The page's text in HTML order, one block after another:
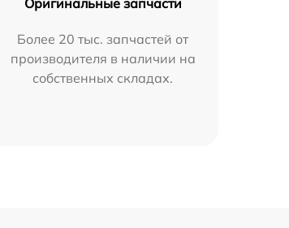
Оригинальные запчасти
Более 20 тыс. запчастей от
производителя в наличии на
собственных складах.